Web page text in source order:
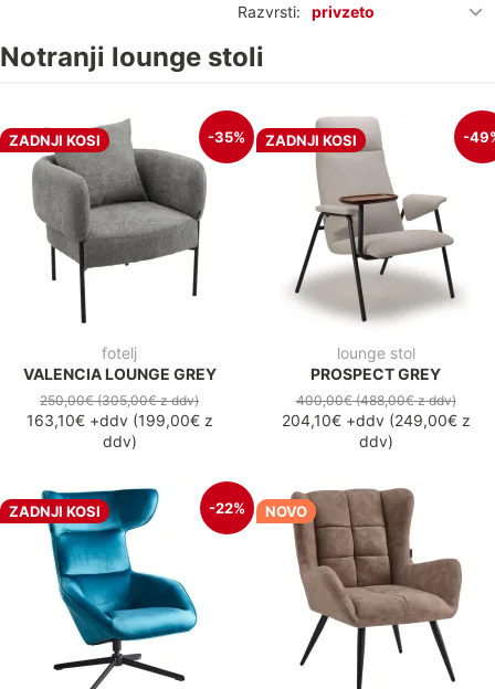
Razvrsti: privzeto
Notranji lounge stoli
ZADNJI KOSI -35%
fotelj
VALENCIA LOUNGE GREY
250,00€(305,00€z ddv)
163,10€+ddv(199,00€z
ddv)
ZADNJI KOSI -
lounge stol
PROSPECT GREY
400,00€(488,00€z ddv)
204,10€+ddv(249,00€z
ddv)
ZADNJI KOSI -22% NOVO